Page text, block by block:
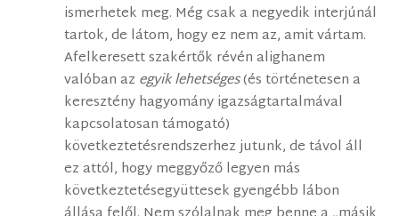
ismerhetek meg. Még csak a negyedik interjúnál
tartok, de látom, hogy ez nem az, amit vártam.
Afelkeresett szakértők révén alighanem
valóban az egyik lehetséges(és történetesen a
keresztény hagyomány igazságtartalmával
kapcsolatosan támogató)
következtetésrendszerhez jutunk, de távol áll
ez attól, hogy meggyőző legyen más
következtetésegyüttesek gyengébb lábon